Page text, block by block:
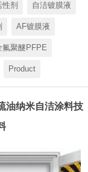
剂 自洁镀膜液
AF镀膜液
氟聚醚PFPE
Product
油纳米自洁涂料技